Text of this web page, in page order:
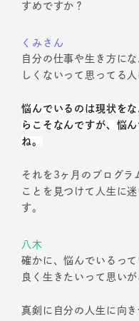
すめですか？
くみさん
自分の仕事や生き方に
しくないって思ってる
悩んでいるのは現状を
らこそなんですが、悩
ね。
それを3ヶ月のプログラ
ことを見つけて人生に
す。
八木
確かに、悩んでいるっ
良く生きたいって思い
真剣に自分の人生に向